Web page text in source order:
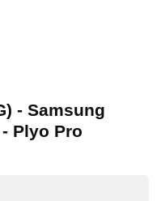
- Samsung
Plyo Pro